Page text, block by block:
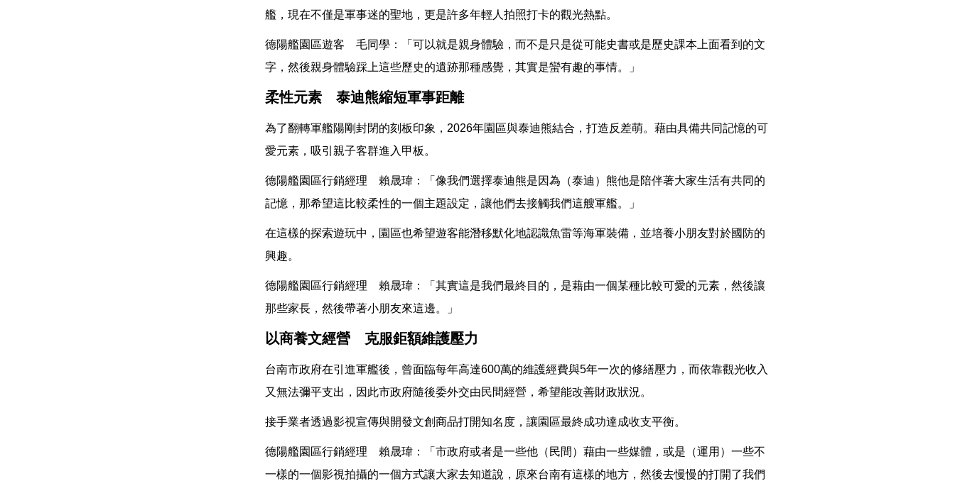
艦，現在不僅是軍事迷的聖地，更是許多年輕人拍照打卡的觀光熱點。
德陽艦園區遊客 毛同學：「可以就是親身體驗，而不是只是從可能史書或是歷史課本上面看到的文
字，然後親身體驗踩上這些歷史的遺跡那種感覺，其實是蠻有趣的事情。」
柔性元素 泰迪熊縮短軍事距離
為了翻轉軍艦陽剛封閉的刻板印象，2026年園區與泰迪熊結合，打造反差萌。藉由具備共同記憶的可
愛元素，吸引親子客群進入甲板。
德陽艦園區行銷經理 賴晟瑋：「像我們選擇泰迪熊是因為（泰迪）熊他是陪伴著大家生活有共同的
記憶，那希望這比較柔性的一個主題設定，讓他們去接觸我們這艘軍艦。」
在這樣的探索遊玩中，園區也希望遊客能潛移默化地認識魚雷等海軍裝備，並培養小朋友對於國防的
興趣。
德陽艦園區行銷經理 賴晟瑋：「其實這是我們最終目的，是藉由一個某種比較可愛的元素，然後讓
那些家長，然後帶著小朋友來這邊。」
以商養文經營 克服鉅額維護壓力
台南市政府在引進軍艦後，曾面臨每年高達600萬的維護經費與5年一次的修繕壓力，而依靠觀光收入
又無法彌平支出，因此市政府隨後委外交由民間經營，希望能改善財政狀況。
接手業者透過影視宣傳與開發文創商品打開知名度，讓園區最終成功達成收支平衡。
德陽艦園區行銷經理 賴晟瑋：「市政府或者是一些他（民間）藉由一些媒體，或是（運用）一些不
一樣的一個影視拍攝的一個方式讓大家去知道說，原來台南有這樣的地方，然後去慢慢的打開了我們